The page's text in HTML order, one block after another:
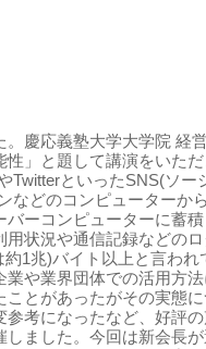
慶応義塾大学大学院 経
」と題して講演をいただ
といったSNS(ソー
などのコンピューターか
ーコンピューターに蓄
状況や通信記録などの
1兆)バイト以上と言われ
や業界団体での活用方
とがあったがその実態
考になったなど、好評の
ました。今回は新会長が